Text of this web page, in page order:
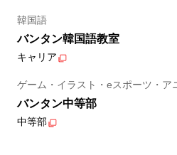
韓国語
バンタン韓国語教室
キャリア
ゲーム・イラスト・eスポーツ・ア
バンタン中等部
中等部